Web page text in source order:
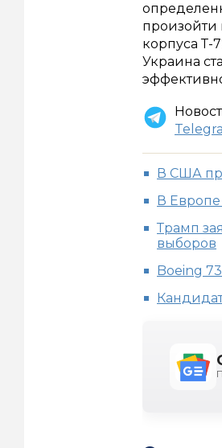
корпуса Т-
Украина
В США
В
Трамп
выборов
Boeing